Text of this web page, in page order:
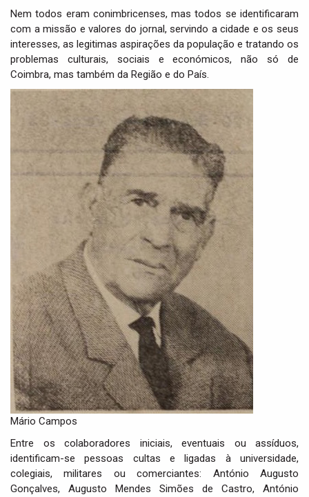
Nem todos eram conimbricenses, mas todos se identificaram
com a missão e valores do jornal, servindo a cidade e os seus
interesses, as legitimas aspirações da população e tratando os
problemas culturais, sociais e económicos, não só de
Coimbra, mas também da Região e do País.
Mário Campos
Entre os colaboradores iniciais, eventuais ou assíduos,
identificam-se pessoas cultas e ligadas à universidade,
colegiais, militares ou comerciantes: António Augusto
Gonçalves, Augusto Mendes Simões de Castro, António